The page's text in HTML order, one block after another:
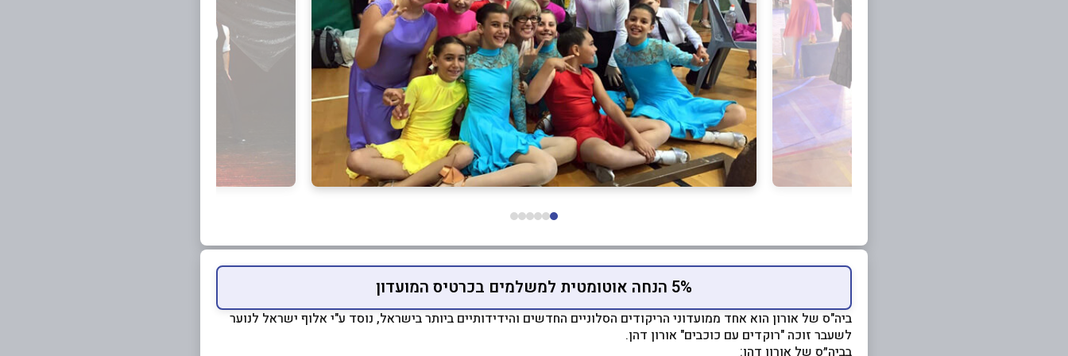
5% הנחה אוטומטית למשלמים בכרטיס המועדון
ביה"ס של אורון הוא אחד ממועדוני הריקודים הסלוניים החדשים והידידותיים ביותר בישראל, נוסד ע"י אלוף ישראל לנוער
לשעבר זוכה "רוקדים עם כוכבים" אורון דהן.